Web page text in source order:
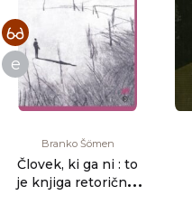
e
Branko Šömen
Človek, ki ga ni : to
je knjiga retoričnih